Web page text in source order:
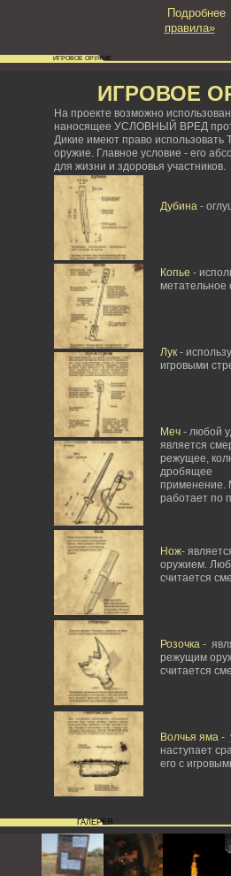
Подробнее
правила»
ИГРОВОЕ
На проекте возможно
наносящее УСЛОВНЫЙ ВРЕД
Дикие имеют право использовать
оружие. Главное условие - его
для жизни и здоровья участников.
Дубина-
Копье -
метательное
Лук-
игровыми
Меч- любой
является
режущее,
дробящее
применение.
работает по
Нож-
оружием.
считается
Розочка-
режущим
считается
Волчья яма-
наступает
его с
ИГРОВОЕ ОРУЖИЕ
ГАЛЕРЕЯ